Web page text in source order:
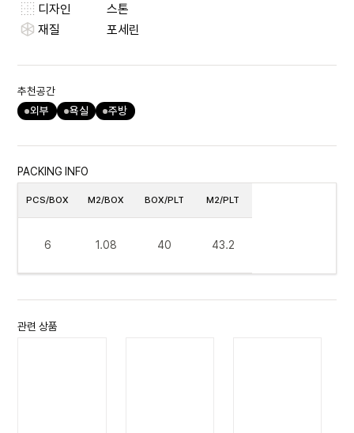
디자인
스톤
재질
포세린
추천공간
외부
욕실 주방
PACKING INFO
PCS/BOX
6
M2/BOX
1.08
BOX/PLT
40
M2/PLT
43.2
관련 상품